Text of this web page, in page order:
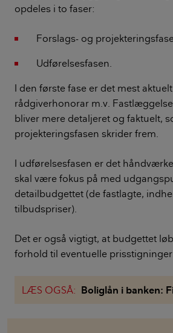
opdeles i to faser:
Forslags- og
Udførelsesfasen.
I den første fase er det mest
rådgiverhonorar m.v.
bliver mere detaljeret og faktuelt,
projekteringsfasen skrider frem.
I udførelsesfasen er det
skal være fokus på med
detailbudgettet (de fastlagte,
tilbudspriser).
Det er også vigtigt, at budgettet
forhold til eventuelle
LÆS OGSÅ: Boliglån i banken: